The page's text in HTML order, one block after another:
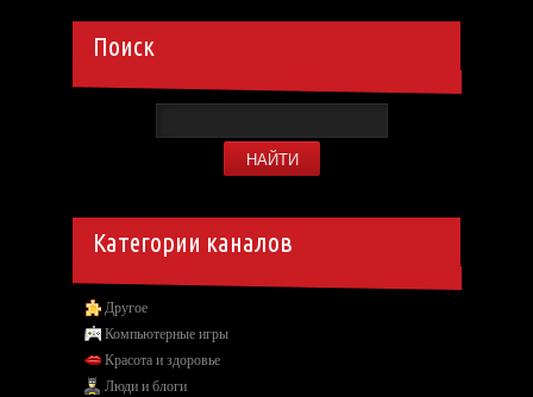
Поиск
Категории каналов
Другое
Компьютерные игры
Красота и здоровье
Люди и блоги